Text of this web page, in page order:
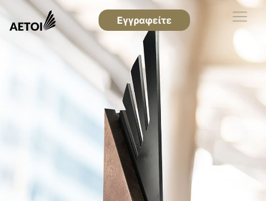
Εγγραφείτε